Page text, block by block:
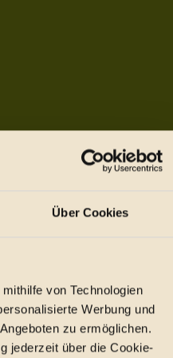
Über Cookies
von Technologien
Werbung und
zu ermöglichen.
jederzeit über die Cookie-